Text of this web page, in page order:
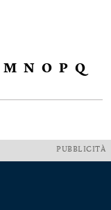
M N O P Q
PUBBLICITÀ